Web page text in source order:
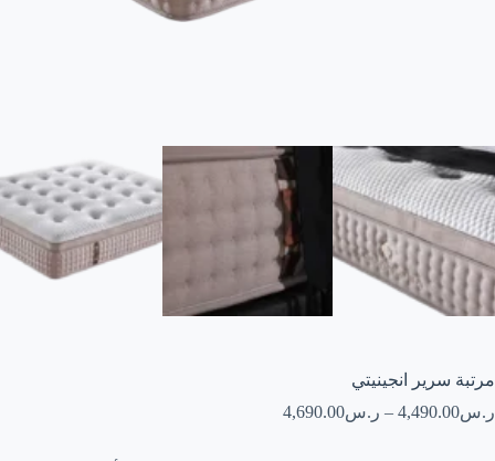
مرتبة سرير انجينيتي
ر.س4,490.00
– ر.س4,690.00